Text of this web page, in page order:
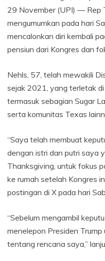
29 November (UPI) —Rep
mengumumkan pada hari
mencalonkan diri kembali
pensiun dari Kongres dan
Nehls, 57, telah mewakili
sejak 2021, yang terletak
termasuk sebagian Sugar
serta komunitas Texas
“Saya telah membuat
dengan istri dan putri saya
Thanksgiving, untuk fokus
ke rumah setelah Kongres
postingan di X pada hari
“Sebelum mengambil
menelepon Presiden
tentang rencana saya,”